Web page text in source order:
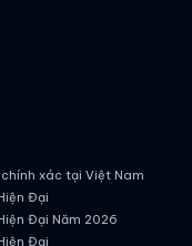
xác tại Việt Nam
Đại
Đại Năm 2026
Đại